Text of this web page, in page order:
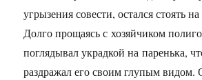
угрызения совести, остался стоять
Долго прощаясь с хозяйчиком
поглядывал украдкой на паренька,
раздражал его своим глупым видом.